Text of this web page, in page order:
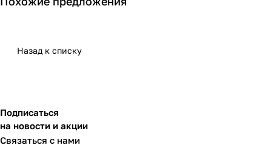
Назад к списку
Подписаться
на новости и акции
Связаться с нами